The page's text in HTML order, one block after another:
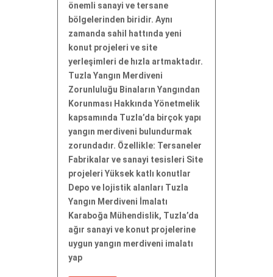
önemli sanayi ve tersane
bölgelerinden biridir. Aynı
zamanda sahil hattında yeni
konut projeleri ve site
yerleşimleri de hızla artmaktadır.
Tuzla Yangın Merdiveni
Zorunluluğu Binaların Yangından
Korunması Hakkında Yönetmelik
kapsamında Tuzla’da birçok yapı
yangın merdiveni bulundurmak
zorundadır. Özellikle: Tersaneler
Fabrikalar ve sanayi tesisleri Site
projeleri Yüksek katlı konutlar
Depo ve lojistik alanları Tuzla
Yangın Merdiveni İmalatı
Karaboğa Mühendislik, Tuzla’da
ağır sanayi ve konut projelerine
uygun yangın merdiveni imalatı
yap